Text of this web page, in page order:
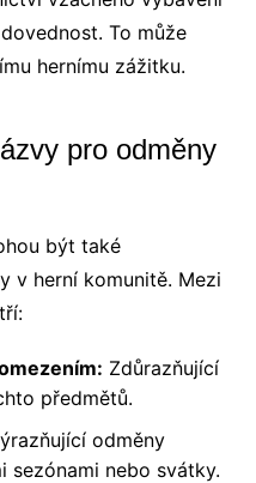
To může
hernímu zážitku.
pro odměny
být také
v herní komunitě. Mezi
Zdůrazňující
předmětů.
odměny
sezónami nebo svátky.